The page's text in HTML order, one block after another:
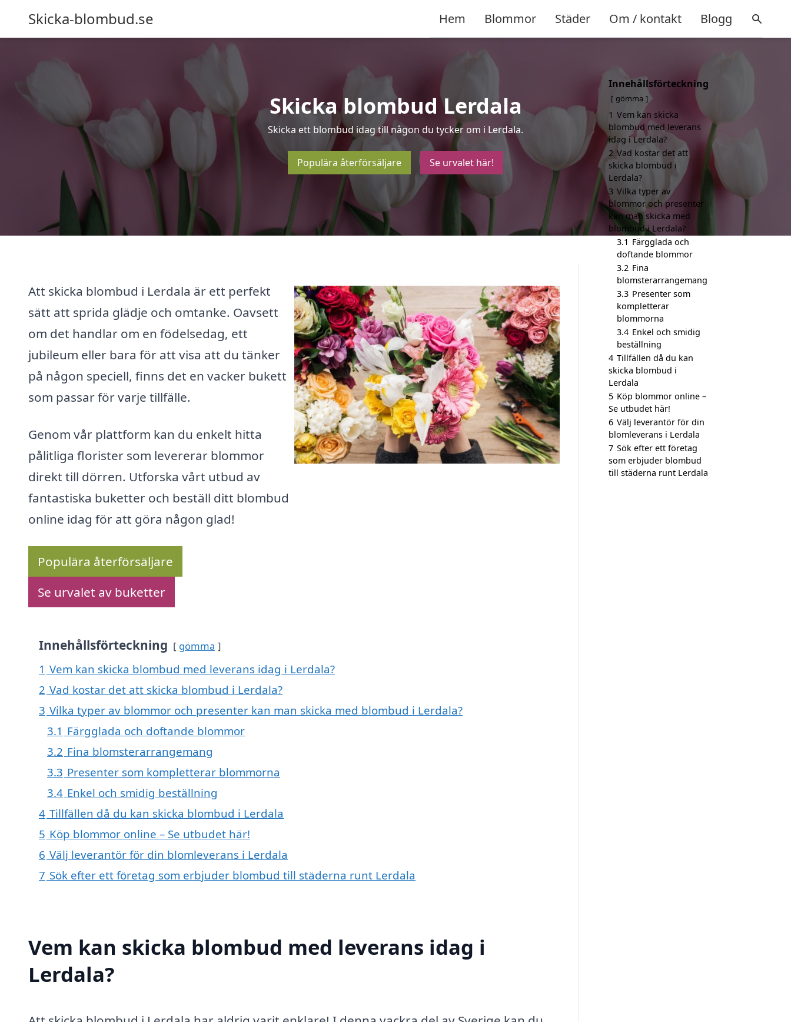
Skicka-blombud.se Hem Blommor Städer Om / kontakt Blogg
Skicka blombud Lerdala
Skicka ett blombud idag till någon du tycker om i Lerdala.
Populära återförsäljare Se urvalet här!
Att skicka blombud i Lerdala är ett perfekt
sätt att sprida glädje och omtanke. Oavsett
om det handlar om en födelsedag, ett
jubileum eller bara för att visa att du tänker
på någon speciell, finns det en vacker bukett
som passar för varje tillfälle.
Genom vår plattform kan du enkelt hitta
pålitliga florister som levererar blommor
direkt till dörren. Utforska vårt utbud av
fantastiska buketter och beställ ditt blombud
online idag för att göra någon glad!
Populära återförsäljare
Se urvalet av buketter
Innehållsförteckning gömma
1 Vem kan skicka blombud med leverans idag i Lerdala?
2 Vad kostar det att skicka blombud i Lerdala?
3 Vilka typer av blommor och presenter kan man skicka med blombud i Lerdala?
3.1 Färgglada och doftande blommor
3.2 Fina blomsterarrangemang
3.3 Presenter som kompletterar blommorna
3.4 Enkel och smidig beställning
4 Tillfällen då du kan skicka blombud i Lerdala
5 Köp blommor online – Se utbudet här!
6 Välj leverantör för din blomleverans i Lerdala
7 Sök efter ett företag som erbjuder blombud till städerna runt Lerdala
Vem kan skicka blombud med leverans idag i
Lerdala?
Innehållsförteckning
gömma
1 Vem kan skicka
blombud med leverans
idag i Lerdala?
2 Vad kostar det att
skicka blombud i
Lerdala?
3 Vilka typer av
blommor och presenter
kan man skicka med
blombud i Lerdala?
3.1 Färgglada och
doftande blommor
3.2 Fina
blomsterarrangemang
3.3 Presenter som
kompletterar
blommorna
3.4 Enkel och smidig
beställning
4 Tillfällen då du kan
skicka blombud i
Lerdala
5 Köp blommor online –
Se utbudet här!
6 Välj leverantör för din
blomleverans i Lerdala
7 Sök efter ett företag
som erbjuder blombud
till städerna runt Lerdala